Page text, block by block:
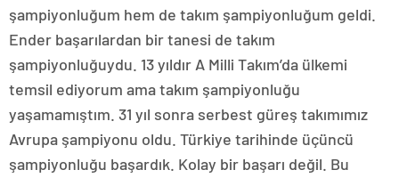
şampiyonluğum hem de takım şampiyonluğum geldi.
Ender başarılardan bir tanesi de takım
şampiyonluğuydu. 13 yıldır A Milli Takım’da ülkemi
temsil ediyorum ama takım şampiyonluğu
yaşamamıştım. 31 yıl sonra serbest güreş takımımız
Avrupa şampiyonu oldu. Türkiye tarihinde üçüncü
şampiyonluğu başardık. Kolay bir başarı değil. Bu